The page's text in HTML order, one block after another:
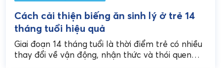
Cách cải thiện biếng ăn sinh lý ở trẻ 14
tháng tuổi hiệu quả
Giai đoạn 14 tháng tuổi là thời điểm trẻ có nhiều
thay đổi về vận động, nhận thức và thói quen